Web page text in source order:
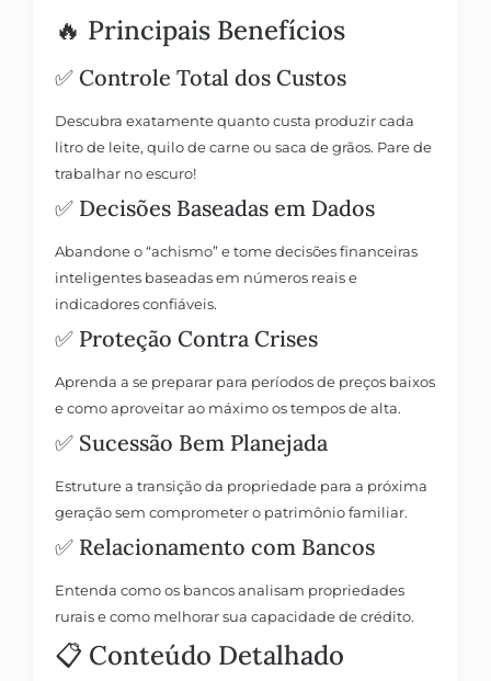
🔥 Principais Benefícios
✅ Controle Total dos Custos
Descubra exatamente quanto custa produzir cada
litro de leite, quilo de carne ou saca de grãos. Pare de
trabalhar no escuro!
✅ Decisões Baseadas em Dados
Abandone o “achismo” e tome decisões financeiras
inteligentes baseadas em números reais e
indicadores confiáveis.
✅ Proteção Contra Crises
Aprenda a se preparar para períodos de preços baixos
e como aproveitar ao máximo os tempos de alta.
✅ Sucessão Bem Planejada
Estruture a transição da propriedade para a próxima
geração sem comprometer o patrimônio familiar.
✅ Relacionamento com Bancos
Entenda como os bancos analisam propriedades
rurais e como melhorar sua capacidade de crédito.
📋 Conteúdo Detalhado